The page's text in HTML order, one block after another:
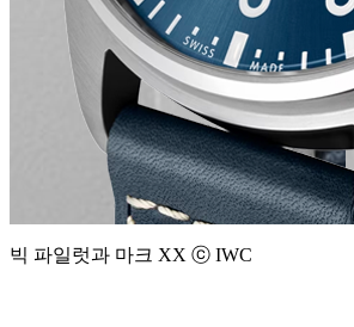
빅 파일럿과 마크 XX ⓒ IWC